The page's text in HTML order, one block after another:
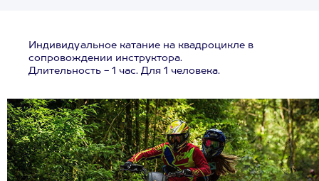
Индивидуальное катание на квадроцикле в
сопровождении инструктора.
Длительность - 1 час. Для 1 человека.